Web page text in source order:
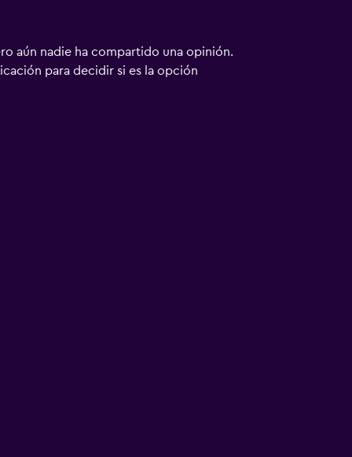
aún nadie ha compartido una opinión.
para decidir si es la opción